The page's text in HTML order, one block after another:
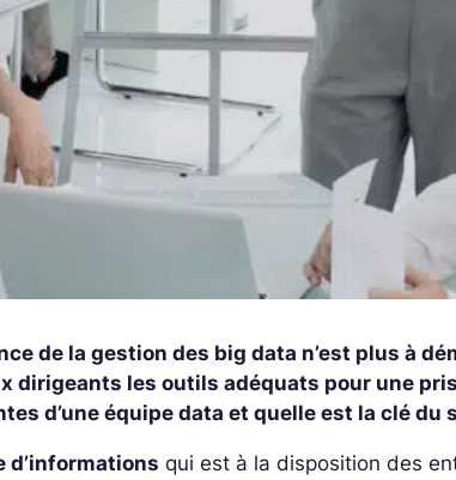
de la gestion des big data n’est plus à
dirigeants les outils adéquats pour une
d’une équipe data et quelle est la clé du
d’informations qui est à la disposition des